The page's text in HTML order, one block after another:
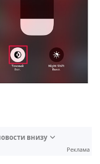
внизу
Реклама